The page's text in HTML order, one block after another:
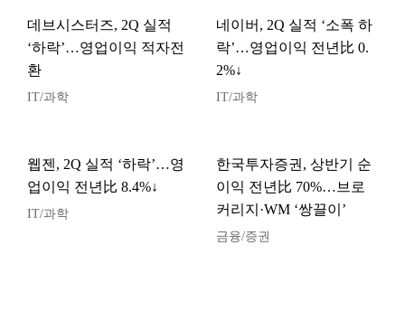
데브시스터즈, 2Q 실적
‘하락’…영업이익 적자전
환
IT/과학
네이버, 2Q 실적 ‘소폭 하
락’…영업이익 전년比 0.
2%↓
IT/과학
웹젠, 2Q 실적 ‘하락’…영
업이익 전년比 8.4%↓
IT/과학
한국투자증권, 상반기 순
이익 전년比 70%…브로
커리지·WM ‘쌍끌이’
금융/증권